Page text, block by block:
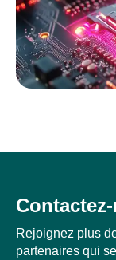
Rejoignez plus
partenaires qui se